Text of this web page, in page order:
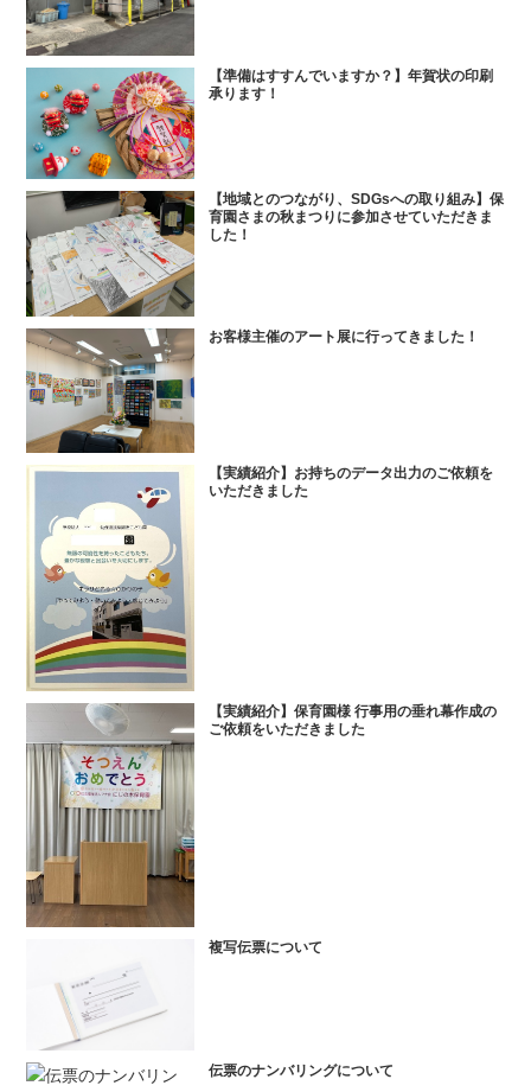
【準備はすすんでいますか？】年賀状の印刷
承ります！
【地域とのつながり、SDGsへの取り組み】保
育園さまの秋まつりに参加させていただきま
した！
お客様主催のアート展に行ってきました！
【実績紹介】お持ちのデータ出力のご依頼を
いただきました
【実績紹介】保育園様 行事用の垂れ幕作成の
ご依頼をいただきました
複写伝票について
伝票のナンバリングについて